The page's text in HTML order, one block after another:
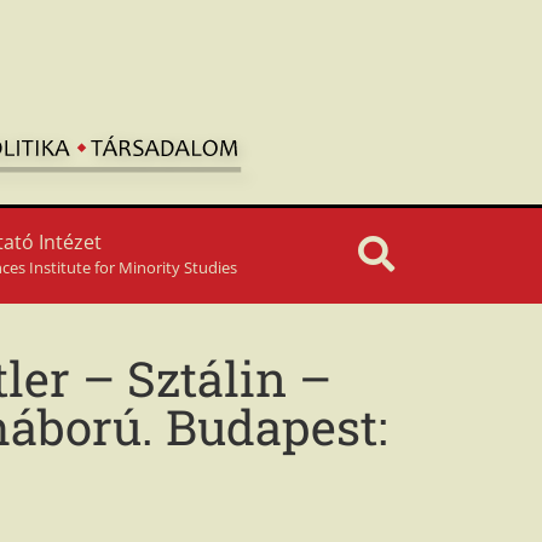
Intézet
Institute for Minority Studies
– Sztálin –
Budapest: